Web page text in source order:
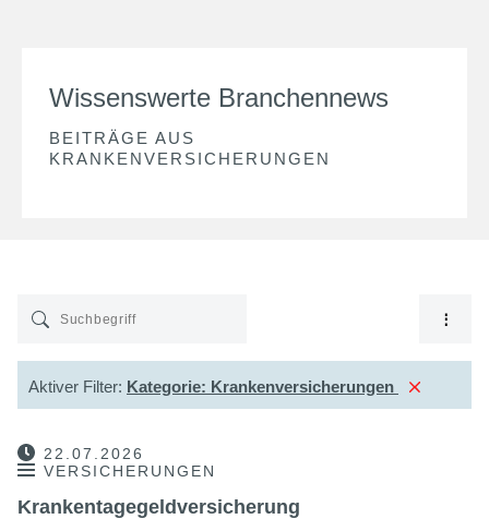
Wissenswerte Branchennews
BEITRÄGE AUS
KRANKENVERSICHERUNGEN
Aktiver Filter: Kategorie: Krankenversicherungen
22.07.2026
VERSICHERUNGEN
Krankentagegeldversicherung